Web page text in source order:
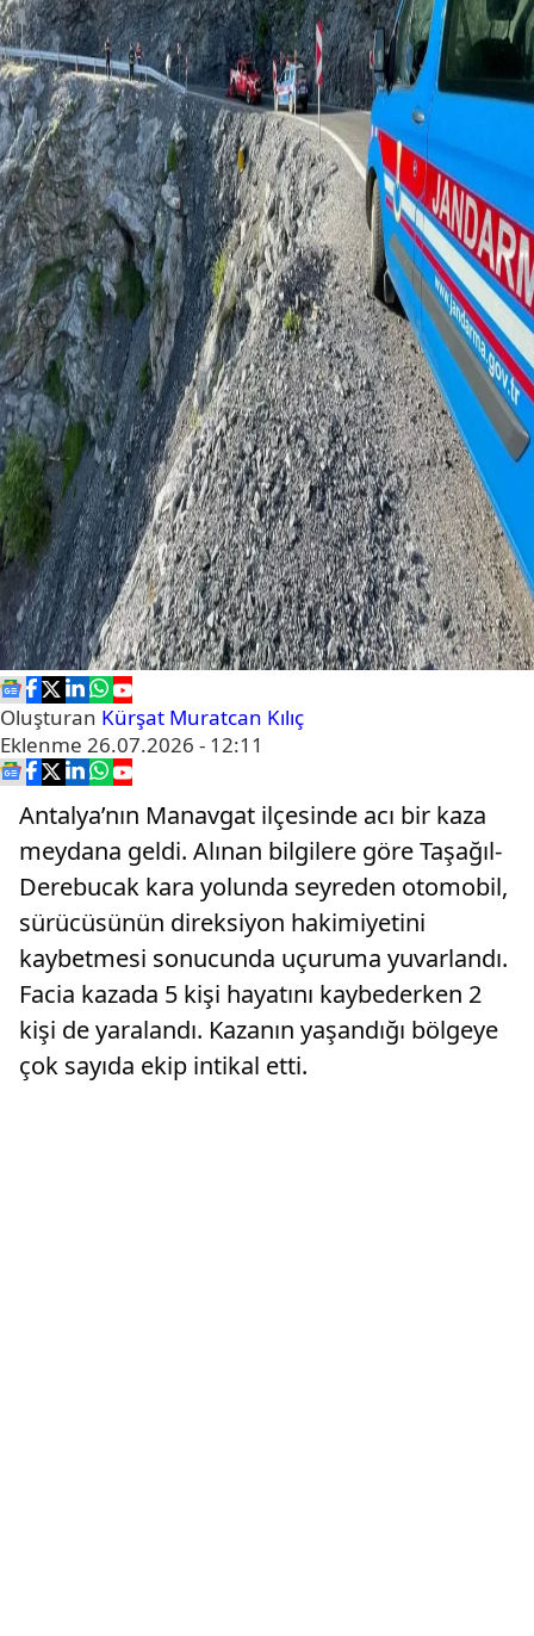
Oluşturan Kürşat Muratcan Kılıç
Eklenme 26.07.2026 - 12:11
Antalya’nın Manavgat ilçesinde acı bir kaza
meydana geldi. Alınan bilgilere göre Taşağıl-
Derebucak kara yolunda seyreden otomobil,
sürücüsünün direksiyon hakimiyetini
kaybetmesi sonucunda uçuruma yuvarlandı.
Facia kazada 5 kişi hayatını kaybederken 2
kişi de yaralandı. Kazanın yaşandığı bölgeye
çok sayıda ekip intikal etti.